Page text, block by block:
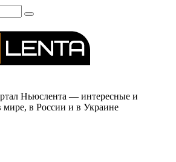
Ньюслента — интересные и
в России и в Украине